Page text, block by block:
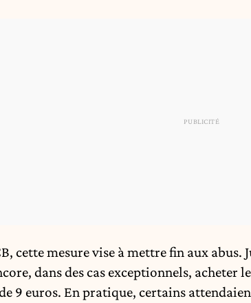
cette mesure vise à mettre fin aux abus.
dans des cas exceptionnels,
9 euros. En pratique, certains